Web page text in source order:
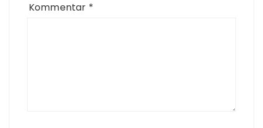
Kommentar *